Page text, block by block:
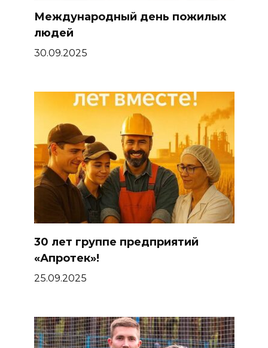
Международный день пожилых
людей
30.09.2025
30 лет группе предприятий
«Апротек»!
25.09.2025